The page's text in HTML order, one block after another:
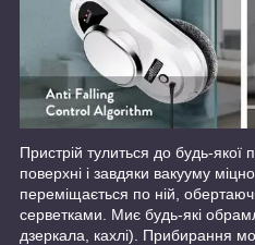
Пристрій тулиться до будь-якої
поверхні і завдяки вакууму
переміщається по ній,
серветками. Миє будь-які
дзеркала, кахлі). Прибирання